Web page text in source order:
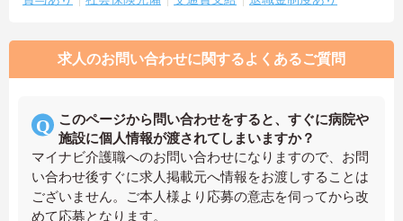
求人のお問い合わせに関するよくあるご質問
このページから問い合わせをすると、すぐに病院や
施設に個人情報が渡されてしまいますか？
マイナビ介護職へのお問い合わせになりますので、お問
い合わせ後すぐに求人掲載元へ情報をお渡しすることは
ございません。ご本人様より応募の意志を伺ってから改
めて応募となります。